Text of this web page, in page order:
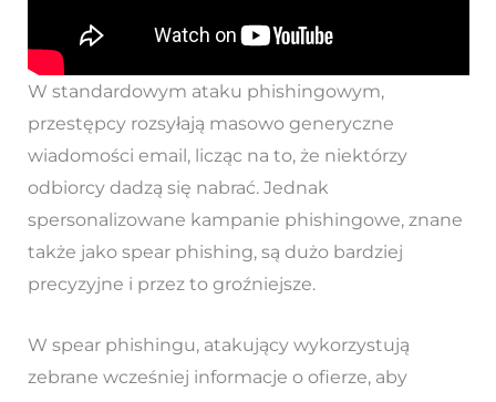
W standardowym ataku phishingowym,
przestępcy rozsyłają masowo generyczne
wiadomości email, licząc na to, że niektórzy
odbiorcy dadzą się nabrać. Jednak
spersonalizowane kampanie phishingowe, znane
także jako spear phishing, są dużo bardziej
precyzyjne i przez to groźniejsze.
W spear phishingu, atakujący wykorzystują
zebrane wcześniej informacje o ofierze, aby